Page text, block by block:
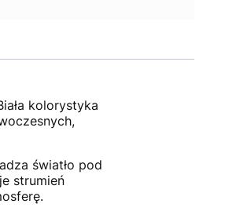
kolorystyka
światło pod
strumień